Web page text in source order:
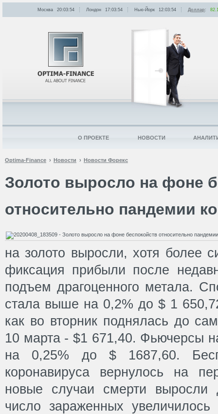
Optima-Finance Новости Новости Форекс
Золото выросло на фоне
относительно пандемии
на золото выросли, хотя более
фиксация прибыли после
подъем драгоценного метала.
стала выше на 0,2% до $ 1
как во вторник поднялась до
10 марта - $1 671,40. Фьючерсы
на 0,25% до $ 1687,60.
коронавируса вернулось на
новые случаи смерти
число зараженных
Москва 20:03:54 Лондон 17:03:54 Нью-Йорк 12:03:54 Доллар:
О ПРОЕКТЕ НОВОСТИ